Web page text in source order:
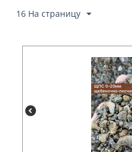
16 На страницу